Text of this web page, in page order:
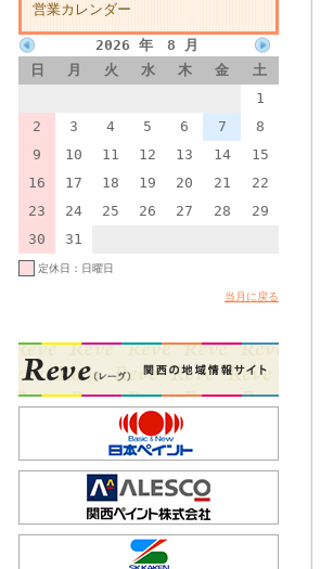
営業カレンダー
2026 年 8 月
日
月 火 水 木 金
土
1
2
3 4 5 6 7
8
9
10 11 12 13 14
15
16
17 18 19 20 21
22
23
24 25 26 27 28
29
30
31
定休日：日曜日
当月に戻る